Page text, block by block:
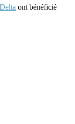
Delta ont bénéficié